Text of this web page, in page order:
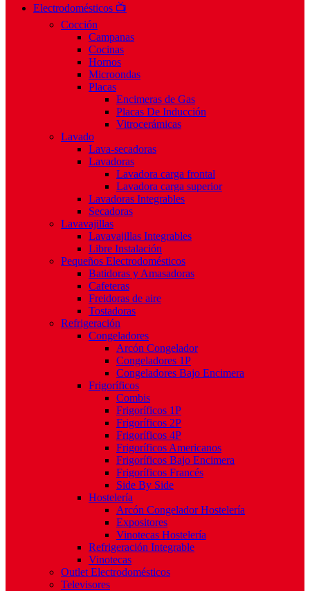
Electrodomésticos 📺
Cocción
Campanas
Cocinas
Hornos
Microondas
Placas
Encimeras de Gas
Placas De Inducción
Vitrocerámicas
Lavado
Lava-secadoras
Lavadoras
Lavadora carga frontal
Lavadora carga superior
Lavadoras Integrables
Secadoras
Lavavajillas
Lavavajillas Integrables
Libre Instalación
Pequeños Electrodomésticos
Batidoras y Amasadoras
Cafeteras
Freidoras de aire
Tostadoras
Refrigeración
Congeladores
Arcón Congelador
Congeladores 1P
Congeladores Bajo Encimera
Frigoríficos
Combis
Frigoríficos 1P
Frigoríficos 2P
Frigoríficos 4P
Frigoríficos Americanos
Frigoríficos Bajo Encimera
Frigoríficos Francés
Side By Side
Hostelería
Arcón Congelador Hostelería
Expositores
Vinotecas Hostelería
Refrigeración Integrable
Vinotecas
Outlet Electrodomésticos
Televisores